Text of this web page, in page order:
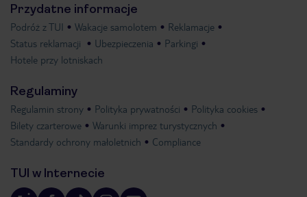
Przydatne informacje
Podróż z TUI Wakacje samolotem
Reklamacje
Status reklamacji
Ubezpieczenia
Parkingi
Hotele przy lotniskach
Regulaminy
Regulamin strony Polityka prywatności
Polityka cookies
Bilety czarterowe
Warunki imprez turystycznych
Standardy ochrony małoletnich
Compliance
TUI w Internecie